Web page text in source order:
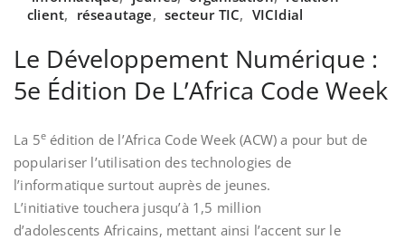
client, réseautage, secteur TIC, VICIdial
Le Développement Numérique :
5e Édition De L’Africa Code Week
La 5e édition de l’Africa Code Week (ACW) a pour but de
populariser l’utilisation des technologies de
l’informatique surtout auprès de jeunes.
L’initiative touchera jusqu’à 1,5 million
d’adolescents Africains, mettant ainsi l’accent sur le